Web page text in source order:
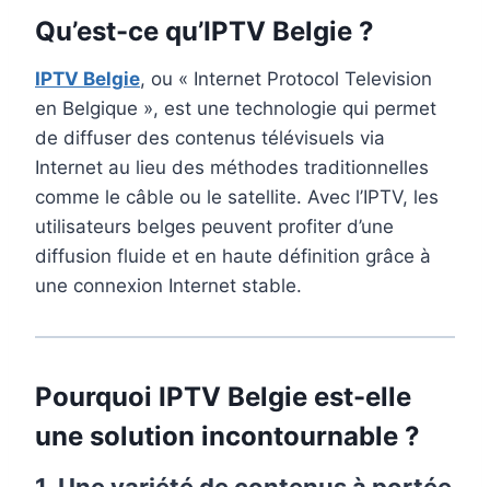
Qu’est-ce qu’IPTV Belgie ?
IPTV Belgie, ou « Internet Protocol Television
en Belgique », est une technologie qui permet
de diffuser des contenus télévisuels via
Internet au lieu des méthodes traditionnelles
comme le câble ou le satellite. Avec l’IPTV, les
utilisateurs belges peuvent profiter d’une
diffusion fluide et en haute définition grâce à
une connexion Internet stable.
Pourquoi IPTV Belgie est-elle
une solution incontournable ?